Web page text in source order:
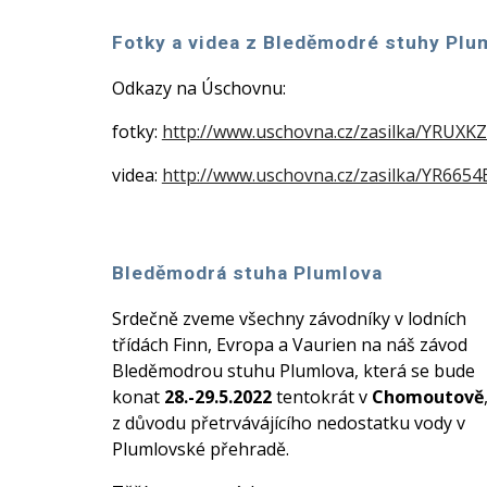
Fotky a videa z Bleděmodré stuhy
Odkazy na Úschovnu:
fotky: http://www.uschovna.cz/zasilka/
videa: http://www.uschovna.cz/zasilka/
Bleděmodrá stuha Plumlova
Srdečně zveme všechny závodníky v lodních
třídách Finn, Evropa a Vaurien na náš závod
Bleděmodrou stuhu Plumlova, která se bude
konat 28.-29.5.2022tentokrát v Chomoutově,
z důvodu přetrvávájícího nedostatku vody v
Plumlovské přehradě.